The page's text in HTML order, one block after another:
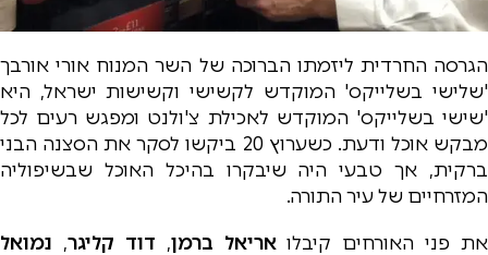
הגרסה החרדית ליזמתו הברוכה של השר המנוח אורי אורבך
'שלישי בשלייקס' המוקדש לקשישי וקשישות ישראל, היא
'שישי בשלייקס' המוקדש לאכילת צ'ולנט ומפגש רעים לכל
מבקש אוכל ודעת. כשערוץ 20 ביקשו לסקר את הסצנה הבני
ברקית, אך טבעי היה שיבקרו בהיכל האוכל שבשיפוליה
המזרחיים של עיר התורה.
את פני האורחים קיבלו אריאל ברמן, דוד קליגר, נמואל